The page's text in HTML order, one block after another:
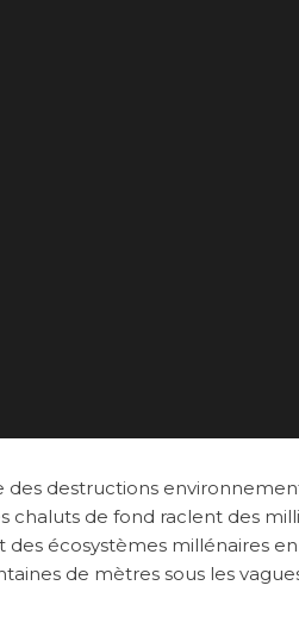
des destructions
chaluts de fond raclent des
écosystèmes millénaires
de mètres sous les